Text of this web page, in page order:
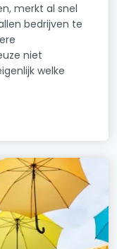
merkt al snel
bedrijven te
niet
welke